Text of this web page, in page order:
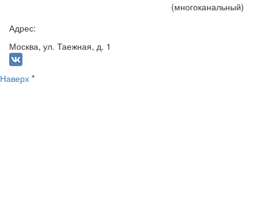
(многоканальный)
Адрес:
Москва, ул. Таежная, д. 1
Наверх *